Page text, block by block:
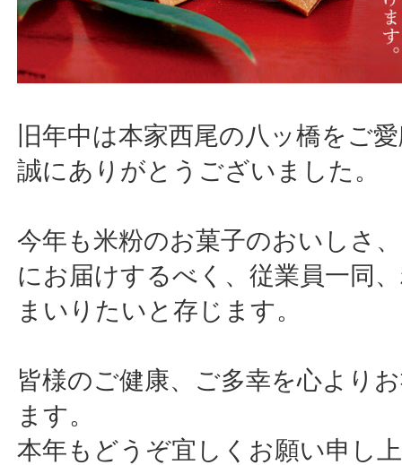
旧年中は本家西尾の八ッ橋をご
誠にありがとうございました。
今年も米粉のお菓子のおいしさ
にお届けするべく、従業員一同
まいりたいと存じます。
皆様のご健康、ご多幸を心より
ます。
本年もどうぞ宜しくお願い申し